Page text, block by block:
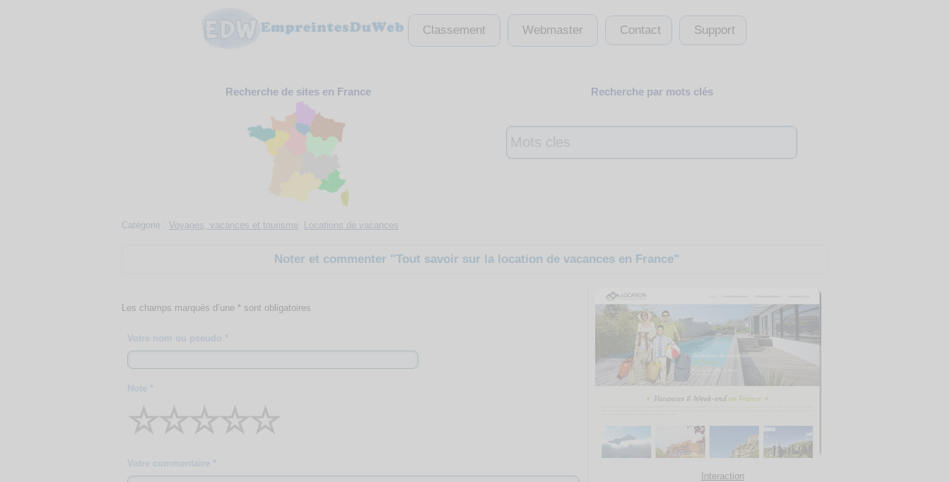
Classement Webmaster Contact Support
Recherche de sites en France Recherche par mots clés
Catégorie : Voyages, vacances et tourisme Locations de vacances
Noter et commenter "Tout savoir sur la location de vacances en France"
Interaction
Les champs marqués d’une * sont obligatoires
Votre nom ou pseudo *
Note *
☆
☆
☆
☆
☆
Votre commentaire *